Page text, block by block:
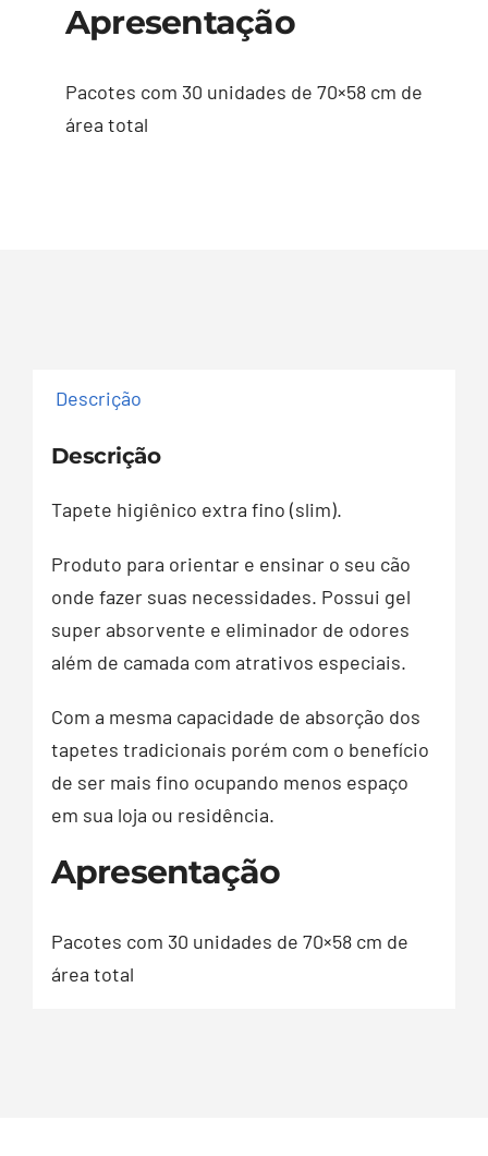
Apresentação
Pacotes com 30 unidades de 70×58 cm de
área total
Descrição
Descrição
Tapete higiênico extra fino (slim).
Produto para orientar e ensinar o seu cão
onde fazer suas necessidades. Possui gel
super absorvente e eliminador de odores
além de camada com atrativos especiais.
Com a mesma capacidade de absorção dos
tapetes tradicionais porém com o benefício
de ser mais fino ocupando menos espaço
em sua loja ou residência.
Apresentação
Pacotes com 30 unidades de 70×58 cm de
área total